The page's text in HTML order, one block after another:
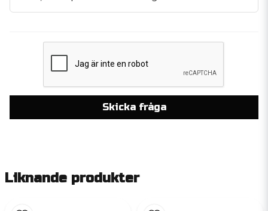
Skicka fråga
Liknande produkter